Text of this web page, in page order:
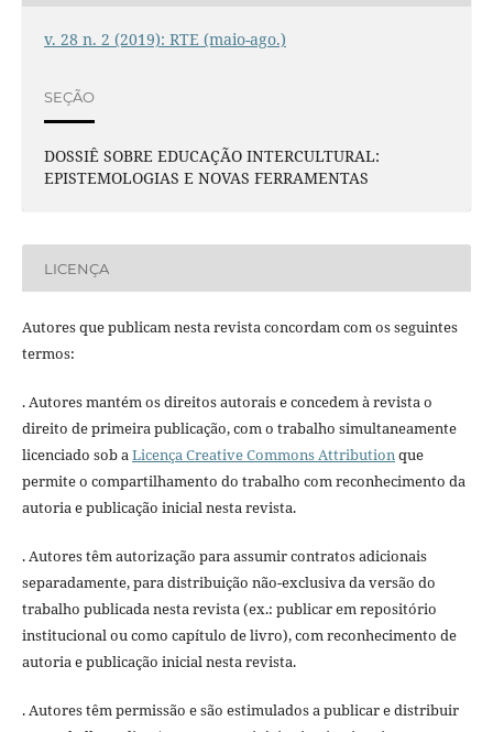
v. 28 n. 2 (2019): RTE (maio-ago.)
SEÇÃO
DOSSIÊ SOBRE EDUCAÇÃO INTERCULTURAL:
EPISTEMOLOGIAS E NOVAS FERRAMENTAS
LICENÇA
Autores que publicam nesta revista concordam com os seguintes
termos:
. Autores mantém os direitos autorais e concedem à revista o
direito de primeira publicação, com o trabalho simultaneamente
licenciado sob aLicença Creative Commons Attributionque
permite o compartilhamento do trabalho com reconhecimento da
autoria e publicação inicial nesta revista.
. Autores têm autorização para assumir contratos adicionais
separadamente, para distribuição não-exclusiva da versão do
trabalho publicada nesta revista (ex.: publicar em repositório
institucional ou como capítulo de livro), com reconhecimento de
autoria e publicação inicial nesta revista.
. Autores têm permissão e são estimulados a publicar e distribuir